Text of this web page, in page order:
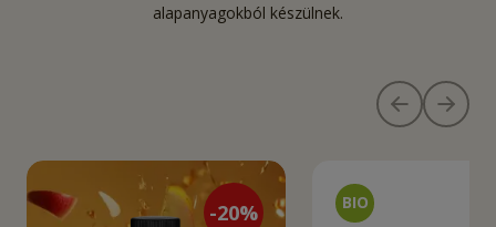
alapanyagokból készülnek.
-20%